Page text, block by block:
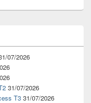
07/2026
31/07/2026
T3 31/07/2026